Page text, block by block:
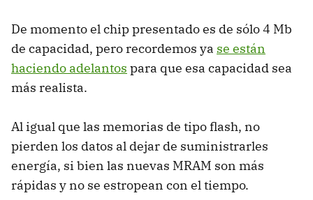
De momento el chip presentado es de sólo 4 Mb
de capacidad, pero recordemos ya se están
haciendo adelantos para que esa capacidad sea
más realista.
Al igual que las memorias de tipo flash, no
pierden los datos al dejar de suministrarles
energía, si bien las nuevas MRAM son más
rápidas y no se estropean con el tiempo.